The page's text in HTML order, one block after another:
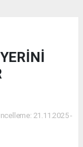
21.11.2025 -